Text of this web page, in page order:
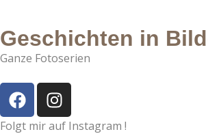
Geschichten in
Ganze Fotoserien
Folgt mir auf Instagram !